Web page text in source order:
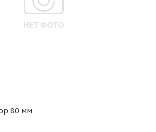
80 мм